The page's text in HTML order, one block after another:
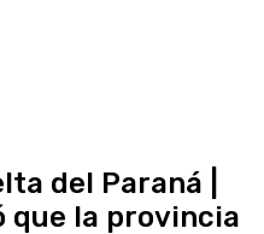
del Paraná |
la provincia